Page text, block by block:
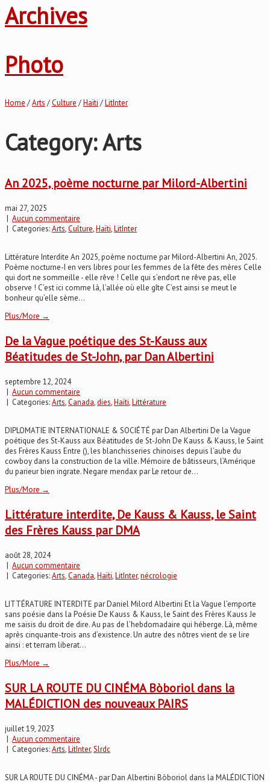
Archives
Photo
Home /Arts /Culture /Haïti /LitInter
Category: Arts
An 2025, poème nocturne par Milord-Albertini
mai 27, 2025
| Aucun commentaire
| Categories:Arts,Culture,Haïti,LitInter
Littérature Interdite An 2025, poème nocturne par Milord-Albertini An, 2025.
Poème nocturne-I en vers libres pour les femmes de la fête des mères Celle
qui dort ne sommeille - elle rêve ! Celle qui s’endort ne rêve pas, elle
observe ! C’est ici comme là, l’allée où elle gîte C’est ainsi se meut le
bonheur qu’elle sème...
Plus/More →
De la Vague poétique des St-Kauss aux
Béatitudes de St-John, par Dan Albertini
septembre 12, 2024
| Aucun commentaire
| Categories:Arts,Canada,dies,Haïti,Littérature
DIPLOMATIE INTERNATIONALE & SOCIÉTÉ par Dan Albertini De la Vague
poétique des St-Kauss aux Béatitudes de St-John De Kauss & Kauss, le Saint
des Frères Kauss Entre (), les blanchisseries chinoises depuis l’aube du
cowboy dans la construction de la ville. Mémoire de bâtisseurs, l’Amérique
du parieur bien ingrate. Negare mendax par Le retour de...
Plus/More →
Littérature interdite, De Kauss & Kauss, le Saint
des Frères Kauss par DMA
août 28, 2024
| Aucun commentaire
| Categories:Arts,Canada,Haïti,LitInter,nécrologie
LITTÉRATURE INTERDITE par Daniel Milord Albertini Et la Vague l’emporte
sans poésie dans la Poésie De Kauss & Kauss, le Saint des Frères Kauss Je
me saisis du droit de dire. Au pas de l’hebdomadaire qui héberge. Là, même
après cinquante-trois ans d’existence. Un autre des nôtres vient de se lire
ainsi : et terram liberat...
Plus/More →
SUR LA ROUTE DU CINÉMA Bòboriol dans la
MALÉDICTION des nouveaux PAIRS
juillet 19, 2023
| Aucun commentaire
| Categories:Arts,LitInter,Slrdc
SUR LA ROUTE DU CINÉMA - par Dan Albertini Bòboriol dans la MALÉDICTION